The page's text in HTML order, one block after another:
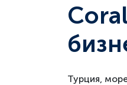
Турция,